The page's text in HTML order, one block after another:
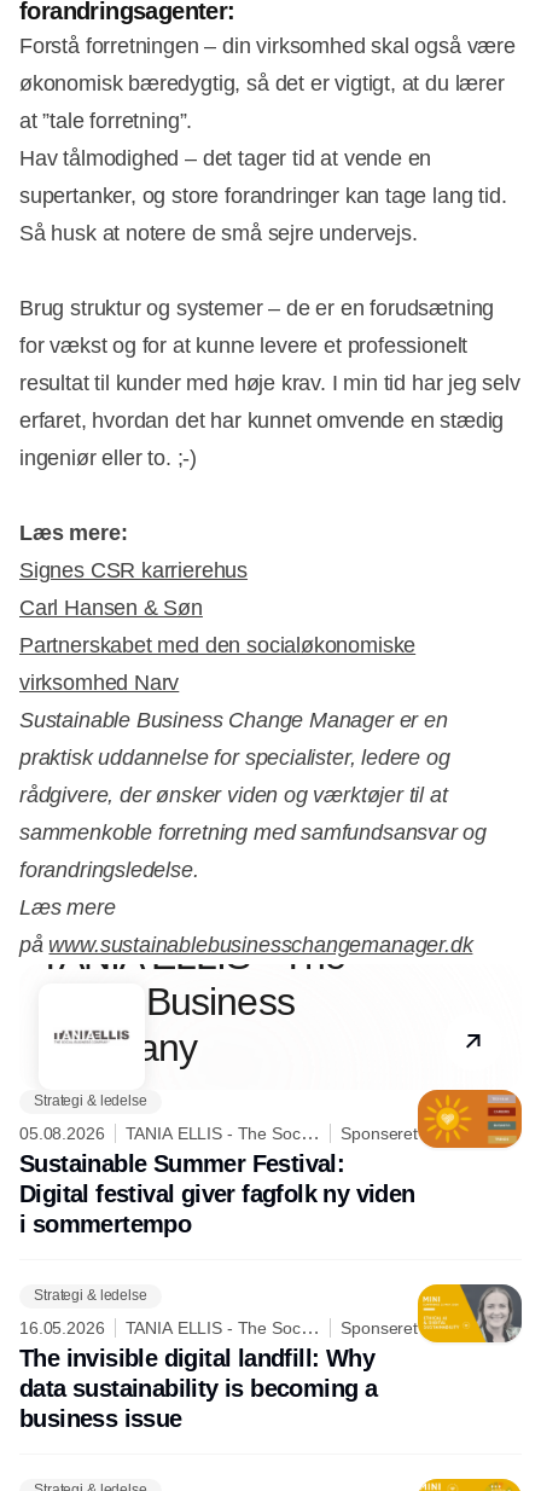
forandringsagenter:
Forstå forretningen – din virksomhed skal også være
økonomisk bæredygtig, så det er vigtigt, at du lærer
at ”tale forretning”.
Hav tålmodighed – det tager tid at vende en
supertanker, og store forandringer kan tage lang tid.
Så husk at notere de små sejre undervejs.
Brug struktur og systemer – de er en forudsætning
for vækst og for at kunne levere et professionelt
resultat til kunder med høje krav. I min tid har jeg selv
erfaret, hvordan det har kunnet omvende en stædig
ingeniør eller to. ;-)
Læs mere:
Signes CSR karrierehus
Carl Hansen & Søn
Partnerskabet med den socialøkonomiske
virksomhed Narv
Sustainable Business Change Manager er en
praktisk uddannelse for specialister, ledere og
rådgivere, der ønsker viden og værktøjer til at
sammenkoble forretning med samfundsansvar og
forandringsledelse.
Læs mere
på www.sustainablebusinesschangemanager.dk
TANIA ELLIS - The
Social Business
Company
Strategi & ledelse
05.08.2026
TANIA ELLIS - The Social
Business Company
Sponseret
Sustainable Summer Festival:
Digital festival giver fagfolk ny viden
i sommertempo
Strategi & ledelse
16.05.2026
TANIA ELLIS - The Social
Business Company
Sponseret
The invisible digital landfill: Why
data sustainability is becoming a
business issue